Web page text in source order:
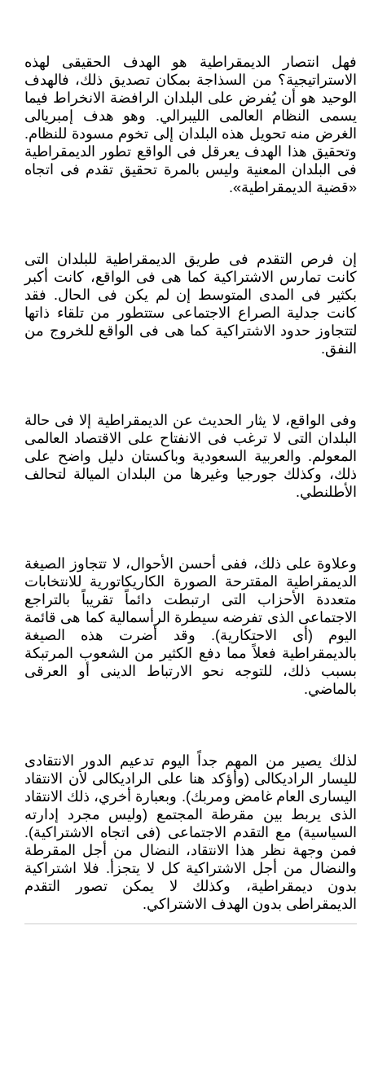
فهل انتصار الديمقراطية هو الهدف الحقيقى لهذه
الاستراتيجية؟ من السذاجة بمكان تصديق ذلك، فالهدف
الوحيد هو أن يُفرض على البلدان الرافضة الانخراط فيما
يسمى النظام العالمى الليبرالي. وهو هدف إمبريالى
الغرض منه تحويل هذه البلدان إلى تخوم مسودة للنظام.
وتحقيق هذا الهدف يعرقل فى الواقع تطور الديمقراطية
فى البلدان المعنية وليس بالمرة تحقيق تقدم فى اتجاه
«قضية الديمقراطية».
إن فرص التقدم فى طريق الديمقراطية للبلدان التى
كانت تمارس الاشتراكية كما هى فى الواقع، كانت أكبر
بكثير فى المدى المتوسط إن لم يكن فى الحال. فقد
كانت جدلية الصراع الاجتماعى ستتطور من تلقاء ذاتها
لتتجاوز حدود الاشتراكية كما هى فى الواقع للخروج من
النفق.
وفى الواقع، لا يثار الحديث عن الديمقراطية إلا فى حالة
البلدان التى لا ترغب فى الانفتاح على الاقتصاد العالمى
المعولم. والعربية السعودية وباكستان دليل واضح على
ذلك، وكذلك جورجيا وغيرها من البلدان الميالة لتحالف
الأطلنطي.
وعلاوة على ذلك، ففى أحسن الأحوال، لا تتجاوز الصيغة
الديمقراطية المقترحة الصورة الكاريكاتورية للانتخابات
متعددة الأحزاب التى ارتبطت دائماً تقريباً بالتراجع
الاجتماعى الذى تفرضه سيطرة الرأسمالية كما هى قائمة
اليوم (أى الاحتكارية). وقد أضرت هذه الصيغة
بالديمقراطية فعلاً مما دفع الكثير من الشعوب المرتبكة
بسبب ذلك، للتوجه نحو الارتباط الدينى أو العرقى
بالماضي.
لذلك يصير من المهم جداً اليوم تدعيم الدور الانتقادى
لليسار الراديكالى (وأؤكد هنا على الراديكالى لأن الانتقاد
اليسارى العام غامض ومربك). وبعبارة أخري، ذلك الانتقاد
الذى يربط بين مقرطة المجتمع (وليس مجرد إدارته
السياسية) مع التقدم الاجتماعى (فى اتجاه الاشتراكية).
فمن وجهة نظر هذا الانتقاد، النضال من أجل المقرطة
والنضال من أجل الاشتراكية كل لا يتجزأ. فلا اشتراكية
بدون ديمقراطية، وكذلك لا يمكن تصور التقدم
الديمقراطى بدون الهدف الاشتراكي.